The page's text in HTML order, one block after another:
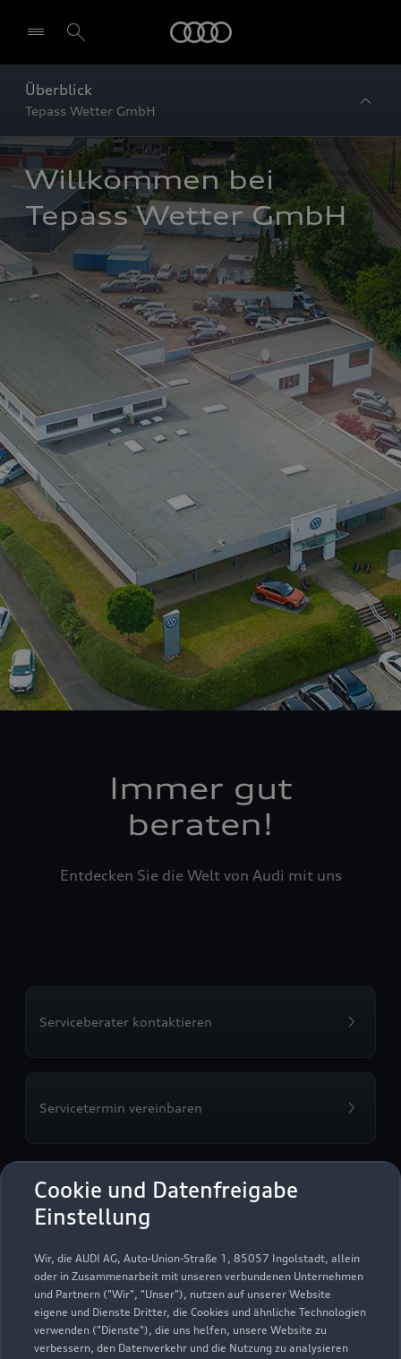
Cookie und Datenfreigabe
Einstellung
Wir, die AUDI AG, Auto-Union-Straße 1, 85057 Ingolstadt, allein
oder in Zusammenarbeit mit unseren verbundenen Unternehmen
und Partnern ("Wir", "Unser"), nutzen auf unserer Website
eigene und Dienste Dritter, die Cookies und ähnliche Technologien
verwenden ("Dienste"), die uns helfen, unsere Website zu
verbessern, den Datenverkehr und die Nutzung zu analysieren
Überblick
Tepass Wetter GmbH
Willkommen bei
Tepass Wetter GmbH
Immer gut
beraten!
Entdecken Sie die Welt von Audi mit uns
Serviceberater kontaktieren
Servicetermin vereinbaren
Tepass Wetter GmbH